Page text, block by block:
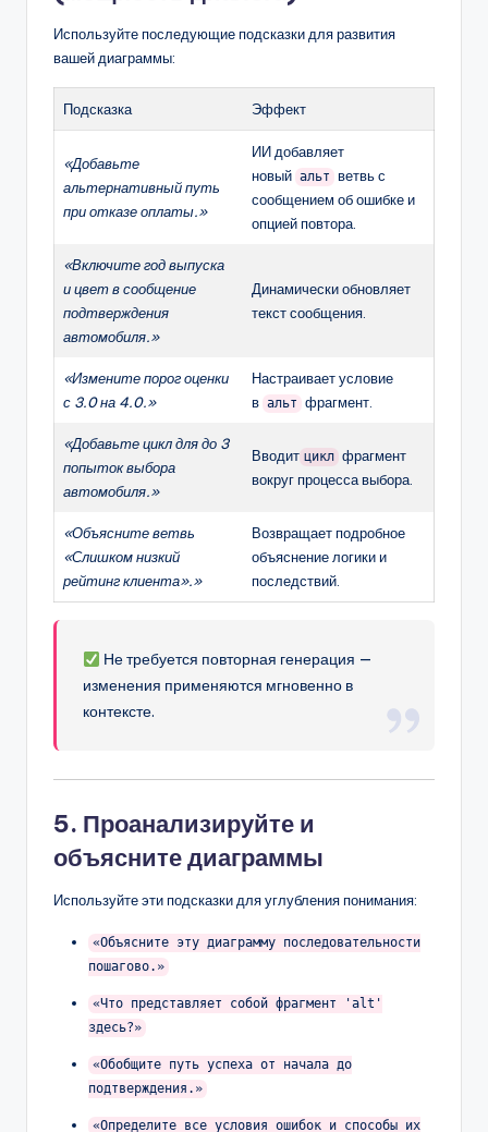
Используйте последующие подсказки для развития
вашей диаграммы:
Подсказка Эффект
«Добавьте
альтернативный путь
при отказе оплаты.»
ИИ добавляет
новый альт ветвь с
сообщением об ошибке и
опцией повтора.
«Включите год выпуска
и цвет в сообщение
подтверждения
автомобиля.»
Динамически обновляет
текст сообщения.
«Измените порог оценки
с 3.0 на 4.0.»
Настраивает условие
в альт фрагмент.
«Добавьте цикл для до 3
попыток выбора
автомобиля.»
Вводит цикл фрагмент
вокруг процесса выбора.
«Объясните ветвь
«Слишком низкий
рейтинг клиента».»
Возвращает подробное
объяснение логики и
последствий.
Не требуется повторная генерация —
изменения применяются мгновенно в
контексте.
5. Проанализируйте и
объясните диаграммы
Используйте эти подсказки для углубления понимания:
«Объясните эту диаграмму последовательности
пошагово.»
«Что представляет собой фрагмент 'alt'
здесь?»
«Обобщите путь успеха от начала до
подтверждения.»
«Определите все условия ошибок и способы их